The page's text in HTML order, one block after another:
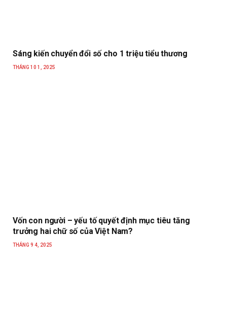
Sáng kiến chuyển đổi số cho 1 triệu tiểu thương
THÁNG 10 1, 2025
Vốn con người – yếu tố quyết định mục tiêu tăng
trưởng hai chữ số của Việt Nam?
THÁNG 9 4, 2025